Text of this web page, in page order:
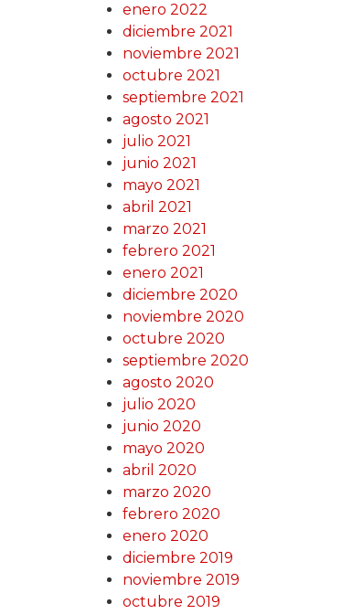
enero 2022
diciembre 2021
noviembre 2021
octubre 2021
septiembre 2021
agosto 2021
julio 2021
junio 2021
mayo 2021
abril 2021
marzo 2021
febrero 2021
enero 2021
diciembre 2020
noviembre 2020
octubre 2020
septiembre 2020
agosto 2020
julio 2020
junio 2020
mayo 2020
abril 2020
marzo 2020
febrero 2020
enero 2020
diciembre 2019
noviembre 2019
octubre 2019